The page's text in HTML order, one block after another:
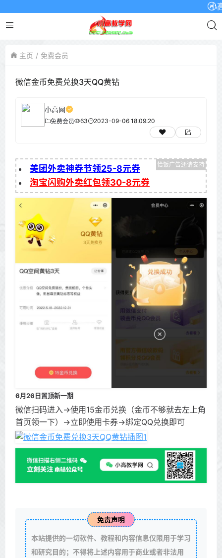
小高
主页 免费会员
微信金币免费兑换3天QQ黄钻
小高网
免费会员 63 2023-09-06 18:09:20
美团外卖神券节领25-8元券
淘宝闪购外卖红包领30-8元券
6月26日置顶新一期
微信扫码进入->使用15金币兑换（金币不够就去左上角
首页领一下）->立即使用卡券->绑定QQ兑换即可
免责声明
本站提供的一切软件、教程和内容信息仅限用于学习
和研究目的；不得将上述内容用于商业或者非法用